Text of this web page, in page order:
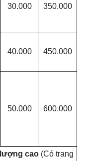
30.000 350.000
40.000 450.000
50.000 600.000
cao (Có trang